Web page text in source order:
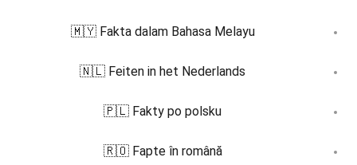
🇲🇾 Fakta dalam Bahasa Melayu
🇳🇱 Feiten in het Nederlands
🇵🇱 Fakty po polsku
🇷🇴 Fapte în română